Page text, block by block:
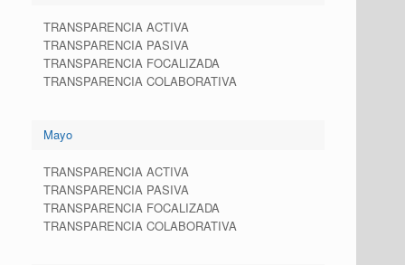
TRANSPARENCIA ACTIVA
TRANSPARENCIA PASIVA
TRANSPARENCIA FOCALIZADA
TRANSPARENCIA COLABORATIVA
Mayo
TRANSPARENCIA ACTIVA
TRANSPARENCIA PASIVA
TRANSPARENCIA FOCALIZADA
TRANSPARENCIA COLABORATIVA